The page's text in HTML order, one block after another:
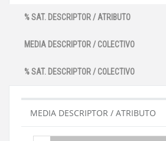
% SAT. DESCRIPTOR / ATRIBUTO
MEDIA DESCRIPTOR / COLECTIVO
% SAT. DESCRIPTOR / COLECTIVO
MEDIA DESCRIPTOR / ATRIBUTO